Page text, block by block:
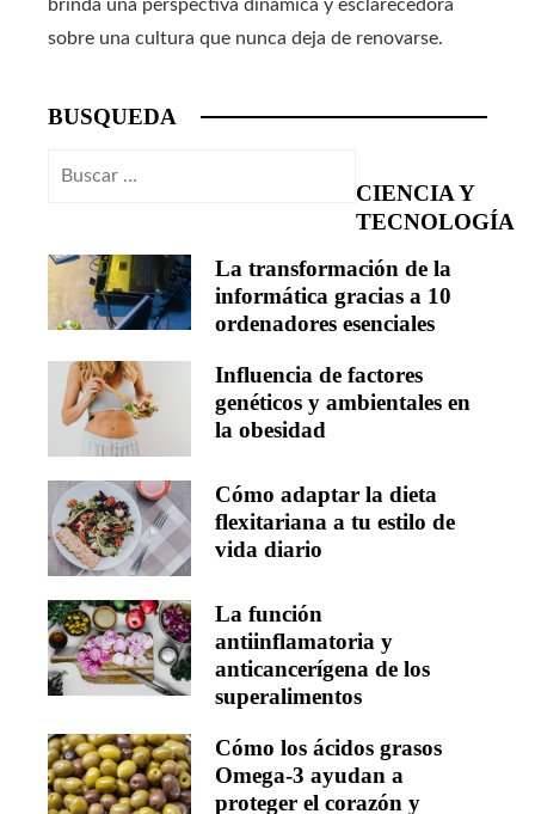
brinda una perspectiva dinámica y esclarecedora
sobre una cultura que nunca deja de renovarse.
BUSQUEDA
Buscar:
CIENCIA Y
TECNOLOGÍA
La transformación de la
informática gracias a 10
ordenadores esenciales
Influencia de factores
genéticos y ambientales en
la obesidad
Cómo adaptar la dieta
flexitariana a tu estilo de
vida diario
La función
antiinflamatoria y
anticancerígena de los
superalimentos
Cómo los ácidos grasos
Omega-3 ayudan a
proteger el corazón y